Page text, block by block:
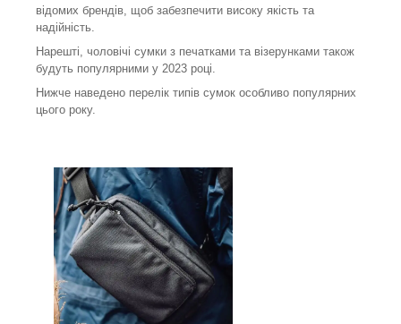
відомих брендів, щоб забезпечити високу якість та
надійність.
Нарешті, чоловічі сумки з печатками та візерунками також
будуть популярними у 2023 році.
Нижче наведено перелік типів сумок особливо популярних
цього року.